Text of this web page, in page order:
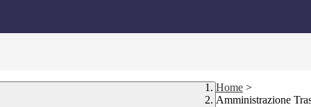
Home >
Amministrazione